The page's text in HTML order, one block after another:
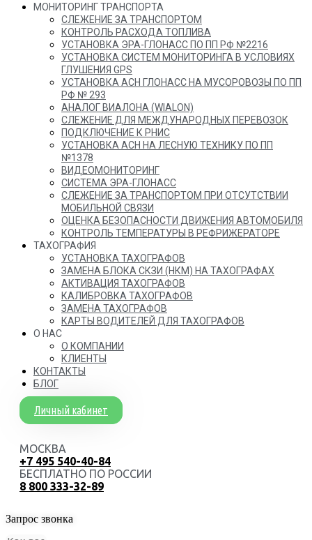
МОНИТОРИНГ ТРАНСПОРТА
СЛЕЖЕНИЕ ЗА ТРАНСПОРТОМ
КОНТРОЛЬ РАСХОДА ТОПЛИВА
УСТАНОВКА ЭРА-ГЛОНАСС ПО ПП РФ №2216
УСТАНОВКА СИСТЕМ МОНИТОРИНГА В УСЛОВИЯХ
ГЛУШЕНИЯ GPS
УСТАНОВКА АСН ГЛОНАСС НА МУСОРОВОЗЫ ПО ПП
РФ № 293
АНАЛОГ ВИАЛОНА (WIALON)
СЛЕЖЕНИЕ ДЛЯ МЕЖДУНАРОДНЫХ ПЕРЕВОЗОК
ПОДКЛЮЧЕНИЕ К РНИС
УСТАНОВКА АСН НА ЛЕСНУЮ ТЕХНИКУ ПО ПП
№1378
ВИДЕОМОНИТОРИНГ
СИСТЕМА ЭРА-ГЛОНАСС
СЛЕЖЕНИЕ ЗА ТРАНСПОРТОМ ПРИ ОТСУТСТВИИ
МОБИЛЬНОЙ СВЯЗИ
ОЦЕНКА БЕЗОПАСНОСТИ ДВИЖЕНИЯ АВТОМОБИЛЯ
КОНТРОЛЬ ТЕМПЕРАТУРЫ В РЕФРИЖЕРАТОРЕ
ТАХОГРАФИЯ
УСТАНОВКА ТАХОГРАФОВ
ЗАМЕНА БЛОКА СКЗИ (НКМ) НА ТАХОГРАФАХ
АКТИВАЦИЯ ТАХОГРАФОВ
КАЛИБРОВКА ТАХОГРАФОВ
ЗАМЕНА ТАХОГРАФОВ
КАРТЫ ВОДИТЕЛЕЙ ДЛЯ ТАХОГРАФОВ
О НАС
О КОМПАНИИ
КЛИЕНТЫ
КОНТАКТЫ
БЛОГ
Личный кабинет
МОСКВА
+7 495 540-40-84
БЕСПЛАТНО ПО РОССИИ
8 800 333-32-89
Запрос звонка